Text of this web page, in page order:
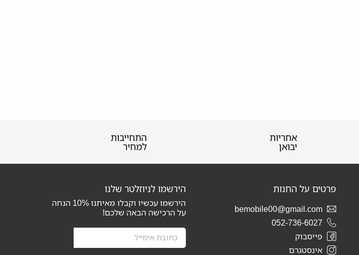
אחריות
יבואן
התחייבות
למחיר
פרטים על החנות
bemobile00@gmail.com
052-736-6027
פייסבוק
אינסטגרם
הירשמו לניוזלטר שלנו
הירשמו עכשיו וקבלו מאיתנו10% הנחה
על הרכישה הבאה שלכם!